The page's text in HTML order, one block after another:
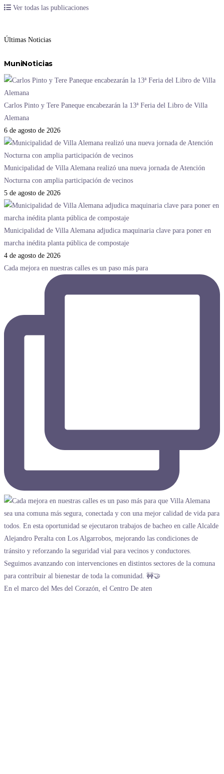
Ver todas las publicaciones
Últimas Noticias
MuniNoticias
Carlos Pinto y Tere Paneque encabezarán la 13ª Feria del Libro de Villa
Alemana
6 de agosto de 2026
Municipalidad de Villa Alemana realizó una nueva jornada de Atención
Nocturna con amplia participación de vecinos
5 de agosto de 2026
Municipalidad de Villa Alemana adjudica maquinaria clave para poner en
marcha inédita planta pública de compostaje
4 de agosto de 2026
Cada mejora en nuestras calles es un paso más para
En el marco del Mes del Corazón, el Centro De aten